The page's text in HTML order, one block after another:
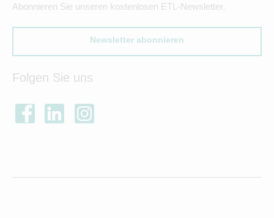
Abonnieren Sie unseren kostenlosen ETL-Newsletter.
Newsletter abonnieren
Folgen Sie uns